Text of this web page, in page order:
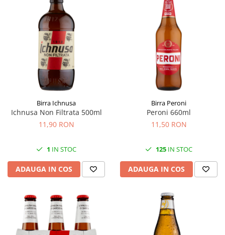
Birra Ichnusa
Ichnusa Non Filtrata 500ml
11,90 RON
1 IN STOC
ADAUGA IN COS
Birra Peroni
Peroni 660ml
11,50 RON
125 IN STOC
ADAUGA IN COS